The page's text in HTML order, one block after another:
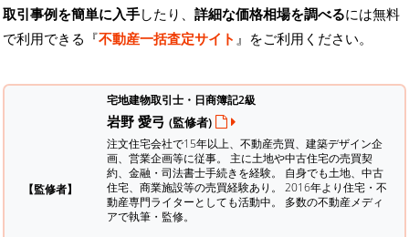
取引事例を簡単に入手したり、 詳細な価格相場を調べるには無料
で利用できる『不動産一括査定サイト 』をご利用ください。
【監修者】
宅地建物取引士・日商簿記2級
岩野 愛弓 (監修者)
注文住宅会社で15年以上、不動産売買、建築デザイン企
画、営業企画等に従事。 主に土地や中古住宅の売買契
約、金融・司法書士手続きを経験。 自身でも土地、中古
住宅、商業施設等の売買経験あり。 2016年より住宅・不
動産専門ライターとしても活動中。 多数の不動産メディ
アで執筆・監修。